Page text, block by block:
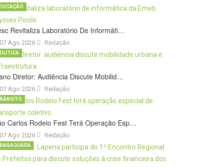
Revitaliza Laboratório De Informáti…
07 Ago 2026 Redação
Diretor: Audiência Discute Mobilid…
07 Ago 2026 Redação
Carlos Rodeio Fest Terá Operação Esp…
07 Ago 2026 Redação